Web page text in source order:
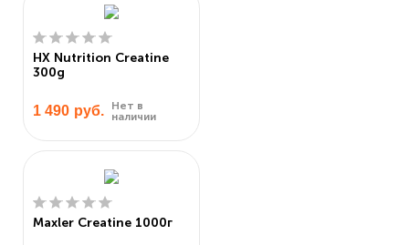
HX Nutrition Creatine
300g
1 490 руб.
Нет в
наличии
Maxler Creatine 1000г